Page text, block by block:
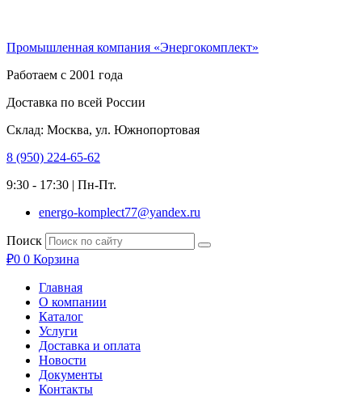
содержимому
Промышленная компания «Энергокомплект»
Работаем с 2001 года
Доставка по всей России
Склад: Москва, ул. Южнопортовая
8 (950) 224-65-62
9:30 - 17:30 | Пн-Пт.
energo-komplect77@yandex.ru
Поиск
₽0 0 Корзина
Главная
О компании
Каталог
Услуги
Доставка и оплата
Новости
Документы
Контакты